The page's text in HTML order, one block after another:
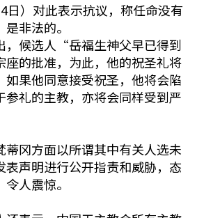
日）对此表示抗议，称任命没有
非法的。
，候选人“岳福生神父早已得到
座的批准，为此，他的祝圣礼将
如果他同意接受祝圣，他将会陷
参礼的主教，亦将会同样受到严
蒂冈方面以所谓其中有关人选未
表声明进行公开指责和威胁，态
人震惊。